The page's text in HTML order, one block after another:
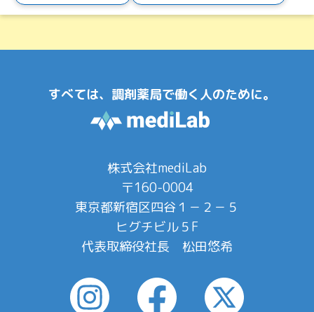
すべては、調剤薬局で働く人のために。
株式会社mediLab
〒160-0004
東京都新宿区四谷１－２－５
ヒグチビル５F
代表取締役社長 松田悠希